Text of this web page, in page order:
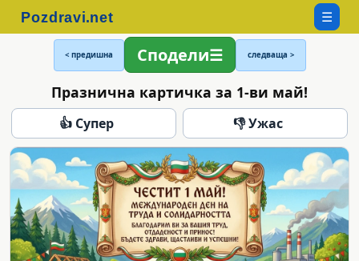
☰
< предишна Сподели следваща >
Празнична картичка за 1-ви май!
👍 Супер 👎 Ужас